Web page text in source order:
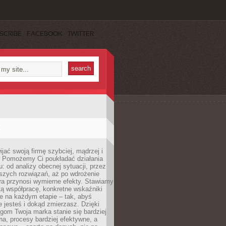
FACEBOOK TWITTER
swoją firmę szybciej, mądrzej i
Ci poukładać działania
od analizy obecnej sytuacji, przez
rozwiązań, aż po wdrożenie
przynosi wymierne efekty. Stawiamy
współpracę, konkretne wskaźniki
na każdym etapie – tak, abyś
jesteś i dokąd zmierzasz. Dzięki
Twoja marka stanie się bardziej
procesy bardziej efektywne, a